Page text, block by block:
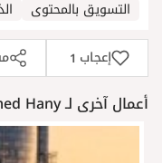
التسويق بالمحتوى
إعجاب 1
أعمال آخرى لـ Mohammed Hany